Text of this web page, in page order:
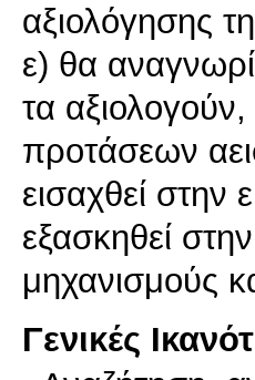
αξιολόγησης
ε) θα
τα
προτάσεων
εισαχθεί στην
εξασκηθεί
μηχανισμούς
Γενικές